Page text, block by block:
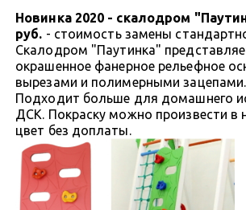
Новинка 2020 - скалодром
руб. - стоимость замены
Скалодром "Паутинка"
окрашенное фанерное рельефное
вырезами и полимерными зацепами.
Подходит больше для домашнего
ДСК. Покраску можно произвести в
цвет без доплаты.